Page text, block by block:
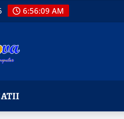
6:56:10 AM